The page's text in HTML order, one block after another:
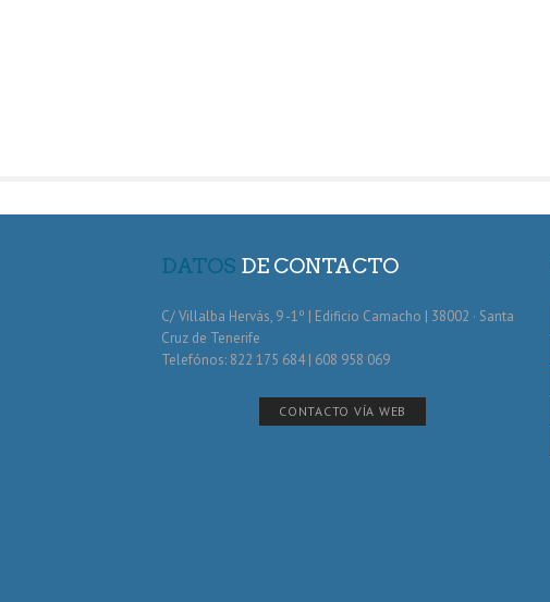
DATOS DE CONTACTO
C/ Villalba Hervás, 9 -1º | Edificio Camacho | 38002 · Santa
Cruz de Tenerife
Telefónos: 822 175 684 | 608 958 069
CONTACTO VÍA WEB